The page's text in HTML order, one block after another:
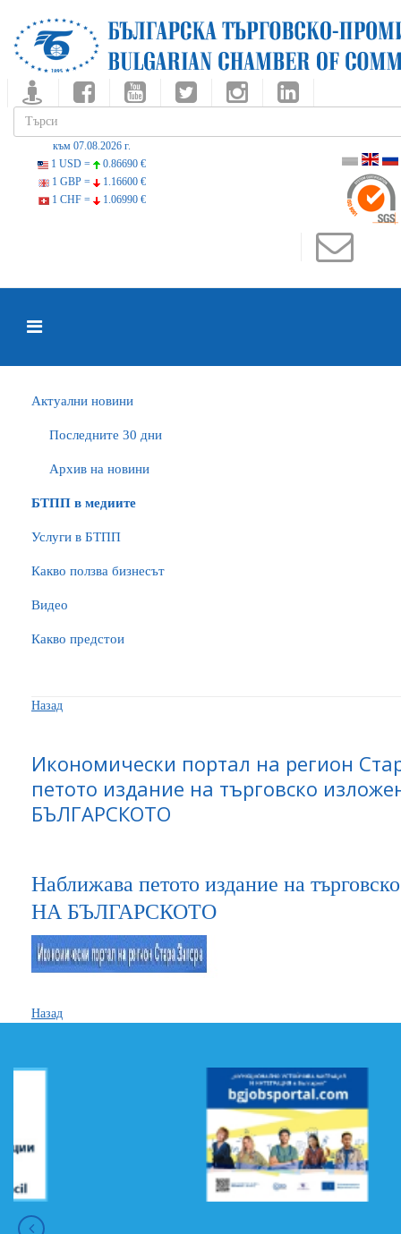
към 07.08.2026 г.
1 USD =
0.86690 €
1 GBP =
1.16600 €
1 CHF =
1.06990 €
Актуални новини
Последните 30 дни
Архив на новини
БTПП в медиите
Услуги в БТПП
Какво ползва бизнесът
Видео
Какво предстои
Назад
Икономически портал на регион
петото издание на търговско
БЪЛГАРСКОТО
Наближава петото издание на
НА БЪЛГАРСКОТО
Назад